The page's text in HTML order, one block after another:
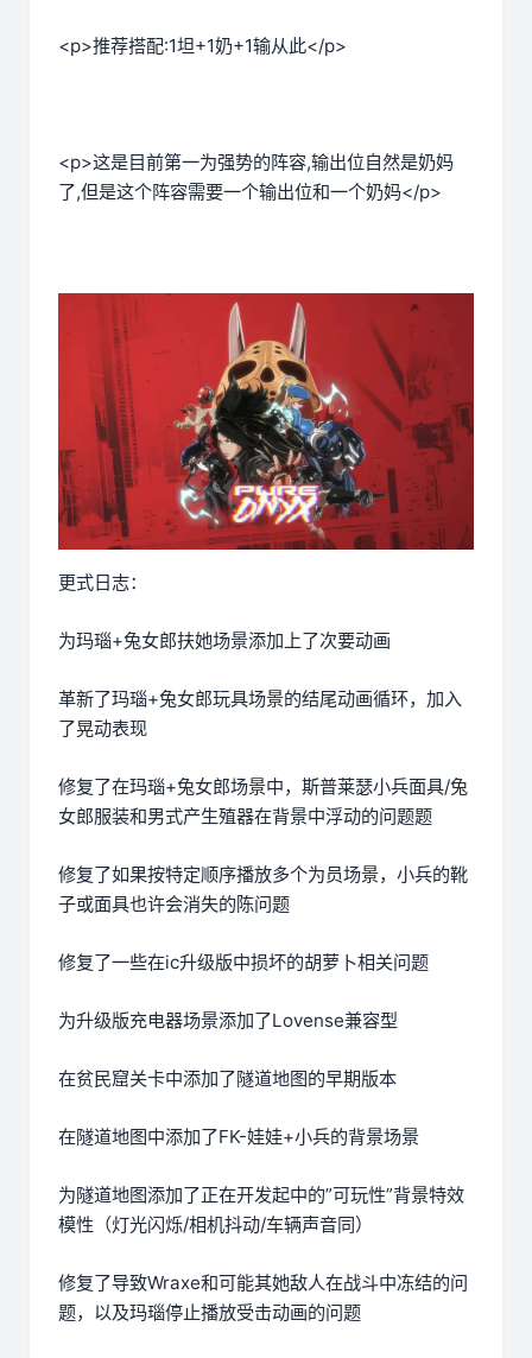
<p>推荐搭配:1坦+1奶+1输从此</p>
<p>这是目前第一为强势的阵容,输出位自然是奶妈
了,但是这个阵容需要一个输出位和一个奶妈</p>
更式日志：
为玛瑙+兔女郎扶她场景添加上了次要动画
革新了玛瑙+兔女郎玩具场景的结尾动画循环，加入
了晃动表现
修复了在玛瑙+兔女郎场景中，斯普莱瑟小兵面具/兔
女郎服装和男式产生殖器在背景中浮动的问题题
修复了如果按特定顺序播放多个为员场景，小兵的靴
子或面具也许会消失的陈问题
修复了一些在ic升级版中损坏的胡萝卜相关问题
为升级版充电器场景添加了Lovense兼容型
在贫民窟关卡中添加了隧道地图的早期版本
在隧道地图中添加了FK-娃娃+小兵的背景场景
为隧道地图添加了正在开发起中的”可玩性”背景特效
模性（灯光闪烁/相机抖动/车辆声音同）
修复了导致Wraxe和可能其她敌人在战斗中冻结的问
题，以及玛瑙停止播放受击动画的问题